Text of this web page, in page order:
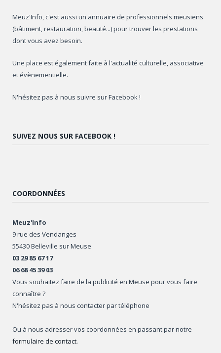
Meuz'Info, c'est aussi un annuaire de professionnels meusiens
(bâtiment, restauration, beauté...) pour trouver les prestations
dont vous avez besoin.
Une place est également faite à l'actualité culturelle, associative
et évènementielle.
N'hésitez pas à nous suivre sur Facebook !
SUIVEZ NOUS SUR FACEBOOK !
COORDONNÉES
Meuz'Info
9 rue des Vendanges
55430 Belleville sur Meuse
03 29 85 67 17
06 68 45 39 03
Vous souhaitez faire de la publicité en Meuse pour vous faire
connaître ?
N'hésitez pas à nous contacter par téléphone
Ou à nous adresser vos coordonnées en passant par notre
formulaire de contact.